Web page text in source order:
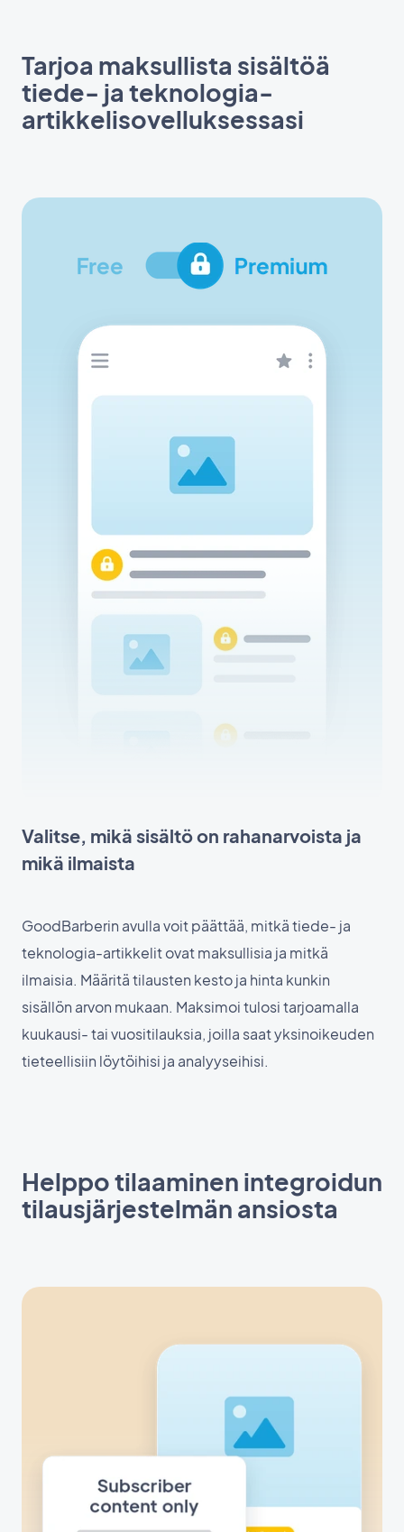
Tarjoa maksullista sisältöä
tiede- ja teknologia-
artikkelisovelluksessasi
Valitse, mikä sisältö on rahanarvoista ja
mikä ilmaista
GoodBarberin avulla voit päättää, mitkä tiede- ja
teknologia-artikkelit ovat maksullisia ja mitkä
ilmaisia. Määritä tilausten kesto ja hinta kunkin
sisällön arvon mukaan. Maksimoi tulosi tarjoamalla
kuukausi- tai vuositilauksia, joilla saat yksinoikeuden
tieteellisiin löytöihisi ja analyyseihisi.
Helppo tilaaminen integroidun
tilausjärjestelmän ansiosta